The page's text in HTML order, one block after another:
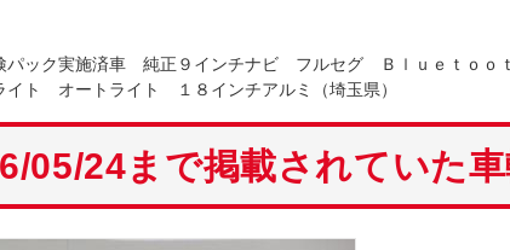
ック実施済車 純正９インチナビ フルセグ Ｂｌｕｅｔｏ
ト オートライト １８インチアルミ（埼玉県）
05/24まで掲載されていた